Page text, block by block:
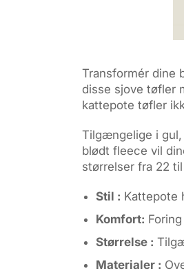
Transformér dine
disse sjove tøfler
kattepote tøfler
Tilgængelige i gul,
blødt fleece vil
størrelser fra 22
Stil : Kattepote
Komfort: Foring
Størrelse :
Materialer :